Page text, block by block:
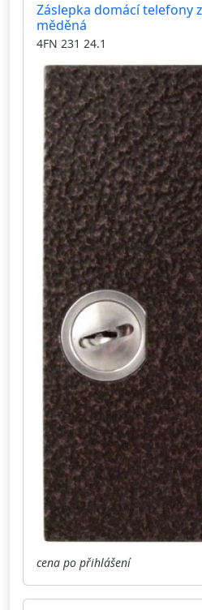
Záslepka domácí telefony
měděná
4FN 231 24.1
cena po přihlášení